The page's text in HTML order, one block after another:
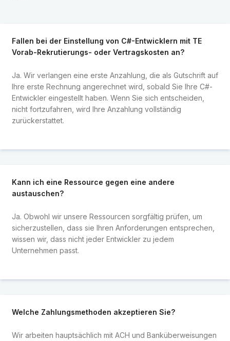
Fallen bei der Einstellung von C#-Entwicklern mit TE
Vorab-Rekrutierungs- oder Vertragskosten an?
Ja. Wir verlangen eine erste Anzahlung, die als Gutschrift auf
Ihre erste Rechnung angerechnet wird, sobald Sie Ihre C#-
Entwickler eingestellt haben. Wenn Sie sich entscheiden,
nicht fortzufahren, wird Ihre Anzahlung vollständig
zurückerstattet.
Kann ich eine Ressource gegen eine andere
austauschen?
Ja. Obwohl wir unsere Ressourcen sorgfältig prüfen, um
sicherzustellen, dass sie Ihren Anforderungen entsprechen,
wissen wir, dass nicht jeder Entwickler zu jedem
Unternehmen passt.
Welche Zahlungsmethoden akzeptieren Sie?
Wir arbeiten hauptsächlich mit ACH und Banküberweisungen